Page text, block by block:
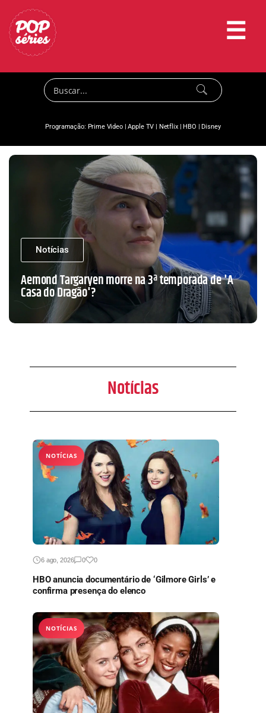
☰
Programação: Prime Video|Apple TV | Netflix|HBO |Disney
Notícias
Aemond Targaryen morre na 3ª temporada de 'A
Casa do Dragão'?
Notícias
NOTÍCIAS
6 ago, 2026 0 0
HBO anuncia documentário de ‘Gilmore Girls’ e
confirma presença do elenco
NOTÍCIAS